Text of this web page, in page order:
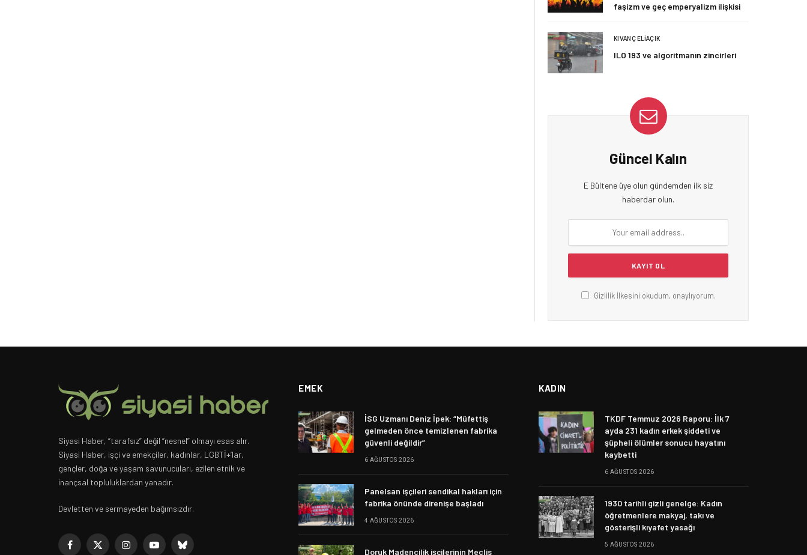
faşizm ve geç emperyalizm ilişkisi
KIVANÇ ELIAÇIK
ILO 193 ve algoritmanın zincirleri
Güncel Kalın
E Bültene üye olun gündemden ilk siz
haberdar olun.
Gizlilik İlkesini okudum, onaylıyorum.
Siyasi Haber, “tarafsız” değil “nesnel” olmayı esas alır.
Siyasi Haber, işçi ve emekçiler, kadınlar, LGBTİ+’lar,
gençler, doğa ve yaşam savunucuları, ezilen etnik ve
inançsal topluluklardan yanadır.
Devletten ve sermayeden bağımsızdır.
Facebook
X InstagramYouTubeBluesky
EMEK
İSG Uzmanı Deniz İpek: “Müfettiş
gelmeden önce temizlenen fabrika
güvenli değildir”
6 AĞUSTOS 2026
Panelsan işçileri sendikal hakları için
fabrika önünde direnişe başladı
4 AĞUSTOS 2026
Doruk Madencilik işçilerinin Meclis
KADIN
TKDF Temmuz 2026 Raporu: İlk 7
ayda 231 kadın erkek şiddeti ve
şüpheli ölümler sonucu hayatını
kaybetti
6 AĞUSTOS 2026
1930 tarihli gizli genelge: Kadın
öğretmenlere makyaj, takı ve
gösterişli kıyafet yasağı
5 AĞUSTOS 2026